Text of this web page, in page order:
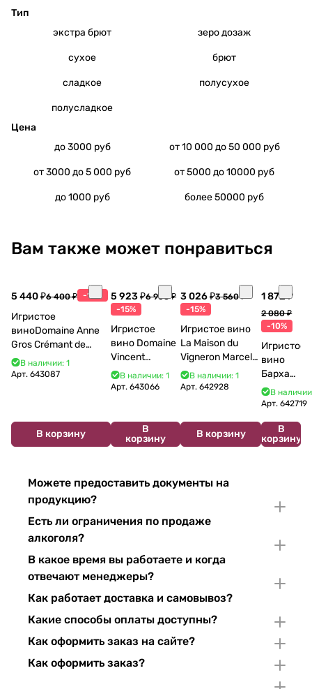
Тип
экстра брют
зеро дозаж
сухое брют
сладкое полусухое
полусладкое
Цена
до 3000 руб
от 10 000 до 50 000 руб
от 3000 до 5 000 руб от 5000 до 10000 руб
до 1000 руб более 50000 руб
Вам также может понравиться
5 440 ₽6 400 ₽ -15%
Игристое
виноDomaine Anne
Gros Crémant de
Bourgogne La Fun en
Bulles Chardonnay et
В наличии: 1
Арт. 643087
В корзину
5 923 ₽6 968 ₽
-15%
Игристое
вино Domaine
Vincent
Bouzereau
Crémant de
В наличии: 1
Арт.643066
В
корзину
3 026 ₽3 560 ₽
-15%
Игристое вино
La Maison du
Vigneron Marcel
Cabelier Cremant
du Jura
В наличии: 1
Арт. 642928
В корзину
1 872 ₽
2 080 ₽
-10%
Игристое
вино
Бархат
Остров
2025
В
Арт.642719
В
корзину
Можете предоставить документы на
продукцию?
Есть ли ограничения по продаже
алкоголя?
В какое время вы работаете и когда
отвечают менеджеры?
Как работает доставка и самовывоз?
Какие способы оплаты доступны?
Как оформить заказ на сайте?
Как оформить заказ?